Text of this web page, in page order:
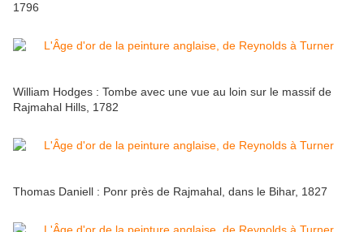
1796
William Hodges : Tombe avec une vue au loin sur le massif de
Rajmahal Hills, 1782
Thomas Daniell : Ponr près de Rajmahal, dans le Bihar, 1827